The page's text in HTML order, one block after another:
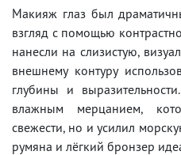
Макияж глаз был
взгляд с помощью
нанесли на слизистую,
внешнему контуру
глубины и
влажным мерцанием,
свежести, но и усилил
румяна и лёгкий бронзер